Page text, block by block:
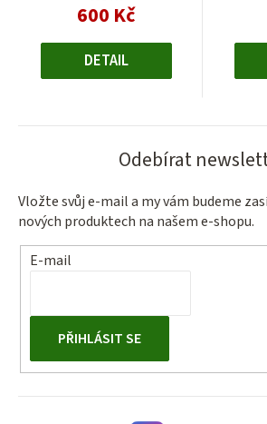
600 KčMěrná
DETAIL
Odebírat
Vložte svůj e-mail a my vám budeme
nových produktech na našem e-shopu.
E-mail
PŘIHLÁSIT SE